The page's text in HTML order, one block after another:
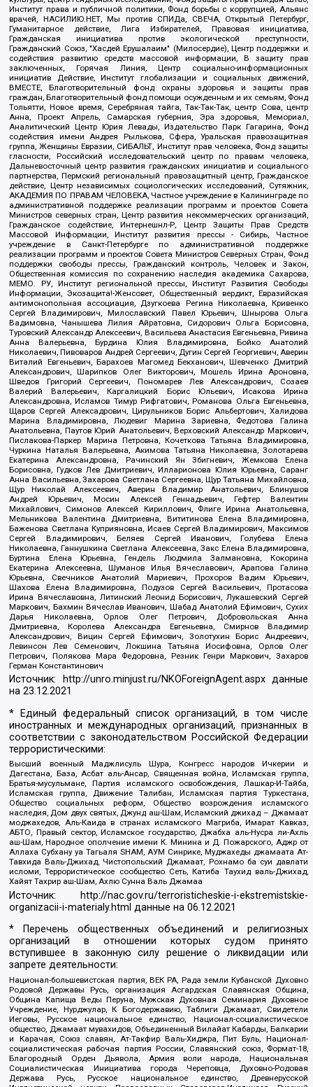
Институт права и публичной политики, Фонд борьбы с коррупцией, Альянс
врачей, НАСИЛИЮ.НЕТ, Мы против СПИДа, СВЕЧА, Открытый Петербург,
Гуманитарное действие, Лига Избирателей, Правовая инициатива,
Гражданская инициатива против экологической преступности,
Гражданский Союз, "Хасдей Ерушалаим" (Милосердие), Центр поддержки и
содействия развитию средств массовой информации, В защиту прав
заключенных, Горячая Линия, Центр социально-информационных
инициатив Действие, Институт глобализации и социальных движений,
ВМЕСТЕ, Благотворительный фонд охраны здоровья и защиты прав
граждан, Благотворительный фонд помощи осужденным и их семьям, Фонд
Тольятти, Новое время, Серебряная тайга, Так-Так-Так, центр Сова, центр
Анна, Проект Апрель, Самарская губерния, Эра здоровья, Мемориал,
Аналитический Центр Юрия Левады, Издательство Парк Гагарина, Фонд
содействия имени Андрея Рылькова, Сфера, Уральская правозащитная
группа, Женщины Евразии, СИБАЛЬТ, Институт прав человека, Фонд защиты
гласности, Российский исследовательский центр по правам человека,
Дальневосточный центр развития гражданских инициатив и социального
партнерства, Пермский региональный правозащитный центр, Гражданское
действие, Центр независимых социологических исследований, Сутяжник,
АКАДЕМИЯ ПО ПРАВАМ ЧЕЛОВЕКА, Частное учреждение в Калининграде по
административной поддержке реализации программ и проектов Совета
Министров северных стран, Центр развития некоммерческих организаций,
Гражданское содействие, Интернешнл-Р, Центр Защиты Прав Средств
Массовой Информации, Институт развития прессы - Сибирь, Частное
учреждение в Санкт-Петербурге по административной поддержке
реализации программ и проектов Совета Министров Северных Стран, Фонд
поддержки свободы прессы, Гражданский контроль, Человек и Закон,
Общественная комиссия по сохранению наследия академика Сахарова,
МЕМО. РУ, Институт региональной прессы, Институт Развития Свободы
Информации, Экозащита!-Женсовет, Общественный вердикт, Евразийская
антимонопольная ассоциация, Дзугкоева Регина Николаевна, Кривенко
Сергей Владимирович, Милославский Павел Юрьевич, Шнырова Ольга
Вадимовна, Чанышева Лилия Айратовна, Сидорович Ольга Борисовна,
Туровский Александр Алексеевич, Васильева Анастасия Евгеньевна, Ривина
Анна Валерьевна, Бурдина Юлия Владимировна, Бойко Анатолий
Николаевич, Пивоваров Андрей Сергеевич, Дугин Сергей Георгиевич, Аверин
Виталий Евгеньевич, Барахоев Магомед Бекханович, Шевченко Дмитрий
Александрович, Шарипков Олег Викторович, Мошель Ирина Ароновна,
Шведов Григорий Сергеевич, Пономарев Лев Александрович, Созаев
Валерий Валерьевич, Каргалицкий Борис Юльевич, Исакова Ирина
Александровна, Исламов Тимур Рифгатович, Романова Ольга Евгеньевна,
Щаров Сергей Алексадрович, Цирульников Борис Альбертович, Халидова
Марина Владимировна, Людевиг Марина Зариевна, Федотова Галина
Анатольевна, Паутов Юрий Анатольевич, Верховский Александр Маркович,
Пислакова-Паркер Марина Петровна, Кочеткова Татьяна Владимировна,
Чуркина Наталья Валерьевна, Акимова Татьяна Николаевна, Золотарева
Екатерина Александровна, Рачинский Ян Збигневич, Жемкова Елена
Борисовна, Гудков Лев Дмитриевич, Илларионова Юлия Юрьевна, Саранг
Анна Васильевна, Захарова Светлана Сергеевна, Щур Татьяна Михайловна,
Щур Николай Алексеевич, Аверин Владимир Анатольевич, Блинушов
Андрей Юрьевич, Мосин Алексей Геннадьевич, Гефтер Валентин
Михайлович, Симонов Алексей Кириллович, Флиге Ирина Анатольевна,
Мельникова Валентина Дмитриевна, Вититинова Елена Владимировна,
Баженова Светлана Куприяновна, Исаев Сергей Владимирович, Максимов
Сергей Владимирович, Беляев Сергей Иванович, Голубева Елена
Николаевна, Ганнушкина Светлана Алексеевна, Закс Елена Владимировна,
Буртина Елена Юрьевна, Гендель Людмила Залмановна, Кокорина
Екатерина Алексеевна, Шуманов Илья Вячеславович, Арапова Галина
Юрьевна, Свечников Анатолий Мариевич, Прохоров Вадим Юрьевич,
Шахова Елена Владимировна, Подузов Сергей Васильевич, Протасова
Ирина Вячеславовна, Литинский Леонид Борисович, Лукашевский Сергей
Маркович, Бахмин Вячеслав Иванович, Шабад Анатолий Ефимович, Сухих
Дарья Николаевна, Орлов Олег Петрович, Добровольская Анна
Дмитриевна, Королева Александра Евгеньевна, Смирнов Владимир
Александрович, Вицин Сергей Ефимович, Золотухин Борис Андреевич,
Левинсон Лев Семенович, Локшина Татьяна Иосифовна, Орлов Олег
Петрович, Полякова Мара Федоровна, Резник Генри Маркович, Захаров
Герман Константинович
Источник: http://unro.minjust.ru/NKOForeignAgent.aspxданные
на23.12.2021
* Единый федеральный список организаций, в том числе
иностранных и международных организаций, признанных в
соответствии с законодательством Российской Федерации
террористическими:
Высший военный Маджлисуль Шура, Конгресс народов Ичкерии и
Дагестана, База, Асбат аль-Ансар, Священная война, Исламская группа,
Братья-мусульмане, Партия исламского освобождения, Лашкар-И-Тайба,
Исламская группа, Движение Талибан, Исламская партия Туркестана,
Общество социальных реформ, Общество возрождения исламского
наследия, Дом двух святых, Джунд аш-Шам, Исламский джихад – Джамаат
моджахедов, Аль-Каида в странах исламского Магриба, Имарат Кавказ,
АБТО, Правый сектор, Исламское государство, Джабха аль-Нусра ли-Ахль
аш-Шам, Народное ополчение имени К. Минина и Д. Пожарского, Аджр от
Аллаха Субхану уа Тагьаля SHAM, АУМ Синрике, Муджахеды джамаата Ат-
Тавхида Валь-Джихад, Чистопольский Джамаат, Рохнамо ба суи давлати
исломи, Террористическое сообщество Сеть, Катиба Таухид валь-Джихад,
Хайят Тахрир аш-Шам, Ахлю Сунна Валь Джамаа
Источник:
http://nac.gov.ru/terroristicheskie-i-ekstremistskie-
organizacii-i-materialy.html данные на06.12.2021
* Перечень общественных объединений и религиозных
организаций в отношении которых судом принято
вступившее в законную силу решение о ликвидации или
запрете деятельности:
Национал-большевистская партия, ВЕК РА, Рада земли Кубанской Духовно
Родовой Державы Русь, организация Асгардская Славянская Община,
Община Капища Веды Перуна, Мужская Духовная Семинария Духовное
Учреждение, Нурджулар, К Богодержавию, Таблиги Джамаат, Свидетели
Иеговы, Русское национальное единство, Национал-социалистическое
общество, Джамаат мувахидов, Объединенный Вилайат Кабарды, Балкарии
и Карачая, Союз славян, Ат-Такфир Валь-Хиджра, Пит Буль, Национал-
социалистическая рабочая партия России, Славянский союз, Формат-18,
Благородный Орден Дьявола, Армия воли народа, Национальная
Социалистическая Инициатива города Череповца, Духовно-Родовая
Держава Русь, Русское национальное единство, Древнерусской